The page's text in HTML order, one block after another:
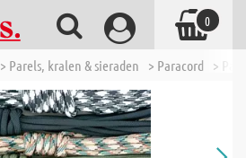
> Parels, kralen & sieraden > Paracord >
0